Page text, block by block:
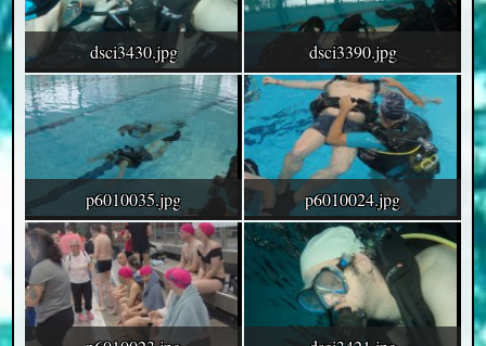
dsci3430.jpg dsci3390.jpg
p6010035.jpg p6010024.jpg